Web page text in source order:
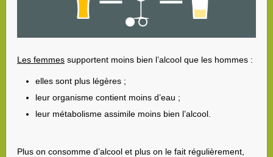
Les femmes supportent moins bien l’alcool que les hommes :
elles sont plus légères ;
leur organisme contient moins d’eau ;
leur métabolisme assimile moins bien l’alcool.
Plus on consomme d’alcool et plus on le fait régulièrement,